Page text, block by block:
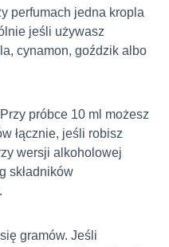
perfumach jedna kropla
jeśli używasz
cynamon, goździk albo
próbce 10 ml możesz
łącznie, jeśli robisz
wersji alkoholowej
składników
gramów. Jeśli